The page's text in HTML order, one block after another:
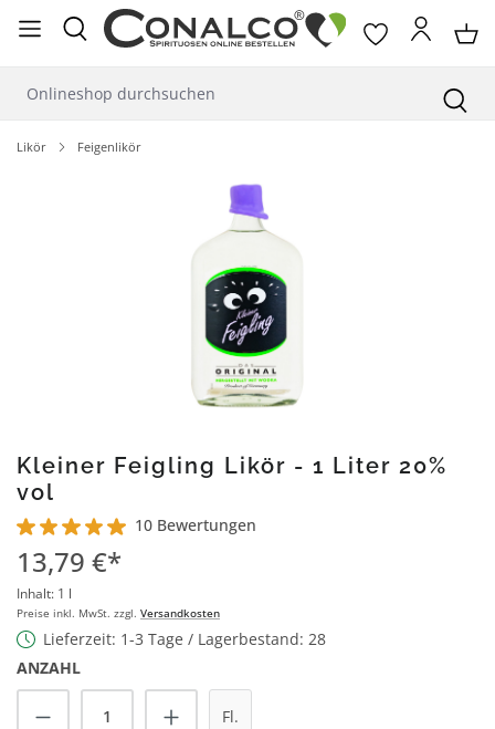
springen
Likör Feigenlikör
Kleiner Feigling Likör - 1 Liter 20%
vol
Durchschnittliche Bewertung von 5 von 5 Sternen
10 Bewertungen
13,79 €*
Inhalt: 1 l
Preise inkl. MwSt. zzgl. Versandkosten
Lieferzeit: 1-3 Tage / Lagerbestand: 28
ANZAHL
Produkt Anzahl: Gib den gewünschten
Fl.